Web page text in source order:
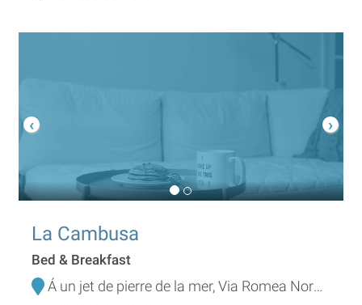
La Cambusa
Bed & Breakfast
Á un jet de pierre de la mer, Via Romea Nord 270